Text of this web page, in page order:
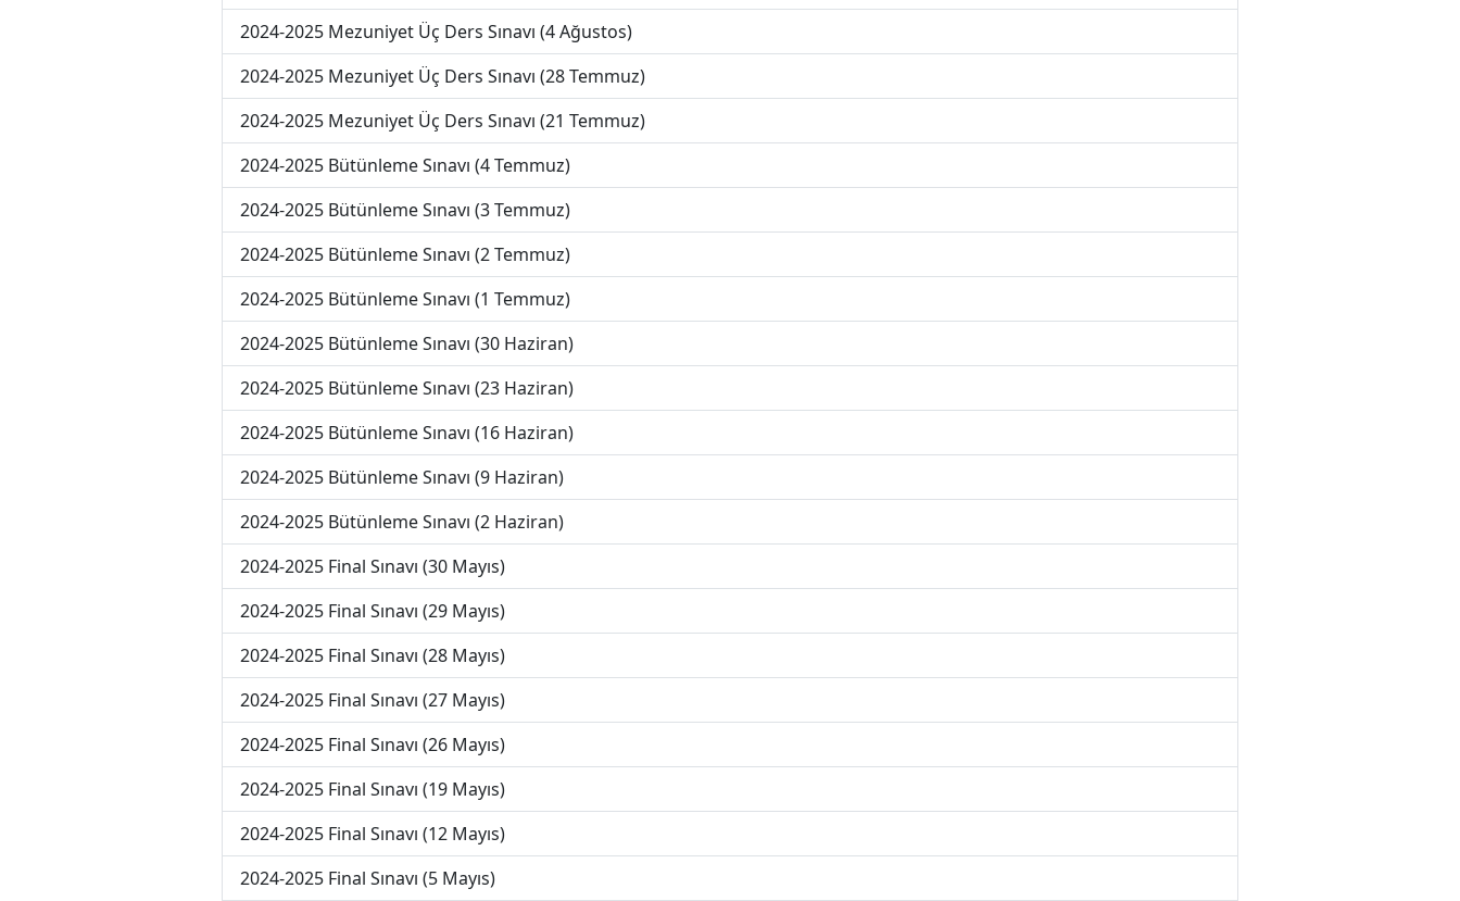
2024-2025 Mezuniyet Üç Ders Sınavı (4 Ağustos)
2024-2025 Mezuniyet Üç Ders Sınavı (28 Temmuz)
2024-2025 Mezuniyet Üç Ders Sınavı (21 Temmuz)
2024-2025 Bütünleme Sınavı (4 Temmuz)
2024-2025 Bütünleme Sınavı (3 Temmuz)
2024-2025 Bütünleme Sınavı (2 Temmuz)
2024-2025 Bütünleme Sınavı (1 Temmuz)
2024-2025 Bütünleme Sınavı (30 Haziran)
2024-2025 Bütünleme Sınavı (23 Haziran)
2024-2025 Bütünleme Sınavı (16 Haziran)
2024-2025 Bütünleme Sınavı (9 Haziran)
2024-2025 Bütünleme Sınavı (2 Haziran)
2024-2025 Final Sınavı (30 Mayıs)
2024-2025 Final Sınavı (29 Mayıs)
2024-2025 Final Sınavı (28 Mayıs)
2024-2025 Final Sınavı (27 Mayıs)
2024-2025 Final Sınavı (26 Mayıs)
2024-2025 Final Sınavı (19 Mayıs)
2024-2025 Final Sınavı (12 Mayıs)
2024-2025 Final Sınavı (5 Mayıs)